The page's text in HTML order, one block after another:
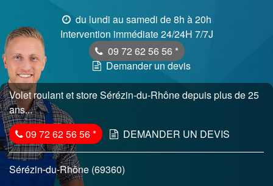
du lundi au samedi de 8h à 20h
Intervention immédiate 24/24H 7/7J
09 72 62 56 56 *
Demander un devis
Volet roulant et store Sérézin-du-Rhône depuis plus de 25
ans...
09 72 62 56 56* DEMANDER UN DEVIS
Sérézin-du-Rhône (69360)